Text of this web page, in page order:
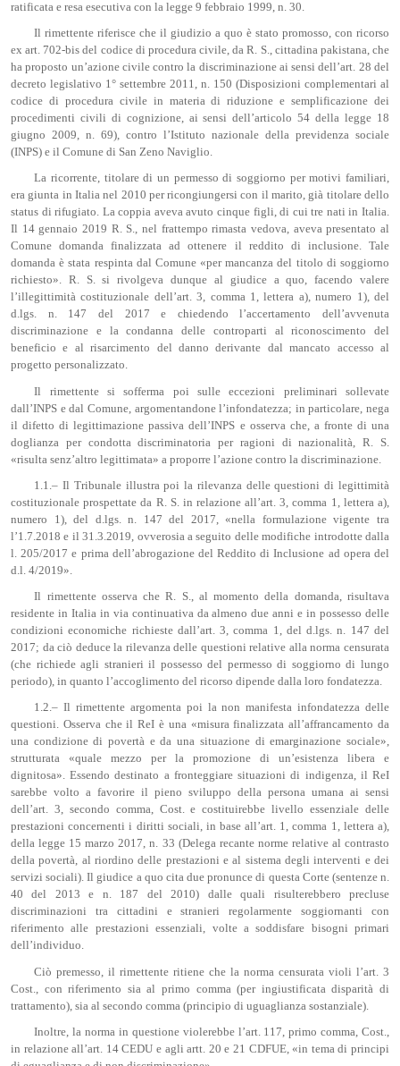
ratificata e resa esecutiva con la legge 9 febbraio 1999, n. 30.
Il rimettente riferisce che il giudizio a quo è stato promosso, con ricorso
ex art. 702-bis del codice di procedura civile, da R. S., cittadina pakistana, che
ha proposto un’azione civile contro la discriminazione ai sensi dell’art. 28 del
decreto legislativo 1° settembre 2011, n. 150 (Disposizioni complementari al
codice di procedura civile in materia di riduzione e semplificazione dei
procedimenti civili di cognizione, ai sensi dell’articolo 54 della legge 18
giugno 2009, n. 69), contro l’Istituto nazionale della previdenza sociale
(INPS) e il Comune di San Zeno Naviglio.
La ricorrente, titolare di un permesso di soggiorno per motivi familiari,
era giunta in Italia nel 2010 per ricongiungersi con il marito, già titolare dello
status di rifugiato. La coppia aveva avuto cinque figli, di cui tre nati in Italia.
Il 14 gennaio 2019 R. S., nel frattempo rimasta vedova, aveva presentato al
Comune domanda finalizzata ad ottenere il reddito di inclusione. Tale
domanda è stata respinta dal Comune «per mancanza del titolo di soggiorno
richiesto». R. S. si rivolgeva dunque al giudice a quo, facendo valere
l’illegittimità costituzionale dell’art. 3, comma 1, lettera a), numero 1), del
d.lgs. n. 147 del 2017 e chiedendo l’accertamento dell’avvenuta
discriminazione e la condanna delle controparti al riconoscimento del
beneficio e al risarcimento del danno derivante dal mancato accesso al
progetto personalizzato.
Il rimettente si sofferma poi sulle eccezioni preliminari sollevate
dall’INPS e dal Comune, argomentandone l’infondatezza; in particolare, nega
il difetto di legittimazione passiva dell’INPS e osserva che, a fronte di una
doglianza per condotta discriminatoria per ragioni di nazionalità, R. S.
«risulta senz’altro legittimata» a proporre l’azione contro la discriminazione.
1.1.– Il Tribunale illustra poi la rilevanza delle questioni di legittimità
costituzionale prospettate da R. S. in relazione all’art. 3, comma 1, lettera a),
numero 1), del d.lgs. n. 147 del 2017, «nella formulazione vigente tra
l’1.7.2018 e il 31.3.2019, ovverosia a seguito delle modifiche introdotte dalla
l. 205/2017 e prima dell’abrogazione del Reddito di Inclusione ad opera del
d.l. 4/2019».
Il rimettente osserva che R. S., al momento della domanda, risultava
residente in Italia in via continuativa da almeno due anni e in possesso delle
condizioni economiche richieste dall’art. 3, comma 1, del d.lgs. n. 147 del
2017; da ciò deduce la rilevanza delle questioni relative alla norma censurata
(che richiede agli stranieri il possesso del permesso di soggiorno di lungo
periodo), in quanto l’accoglimento del ricorso dipende dalla loro fondatezza.
1.2.– Il rimettente argomenta poi la non manifesta infondatezza delle
questioni. Osserva che il ReI è una «misura finalizzata all’affrancamento da
una condizione di povertà e da una situazione di emarginazione sociale»,
strutturata «quale mezzo per la promozione di un’esistenza libera e
dignitosa». Essendo destinato a fronteggiare situazioni di indigenza, il ReI
sarebbe volto a favorire il pieno sviluppo della persona umana ai sensi
dell’art. 3, secondo comma, Cost. e costituirebbe livello essenziale delle
prestazioni concernenti i diritti sociali, in base all’art. 1, comma 1, lettera a),
della legge 15 marzo 2017, n. 33 (Delega recante norme relative al contrasto
della povertà, al riordino delle prestazioni e al sistema degli interventi e dei
servizi sociali). Il giudice a quo cita due pronunce di questa Corte (sentenze n.
40 del 2013 e n. 187 del 2010) dalle quali risulterebbero precluse
discriminazioni tra cittadini e stranieri regolarmente soggiornanti con
riferimento alle prestazioni essenziali, volte a soddisfare bisogni primari
dell’individuo.
Ciò premesso, il rimettente ritiene che la norma censurata violi l’art. 3
Cost., con riferimento sia al primo comma (per ingiustificata disparità di
trattamento), sia al secondo comma (principio di uguaglianza sostanziale).
Inoltre, la norma in questione violerebbe l’art. 117, primo comma, Cost.,
in relazione all’art. 14 CEDU e agli artt. 20 e 21 CDFUE, «in tema di principi